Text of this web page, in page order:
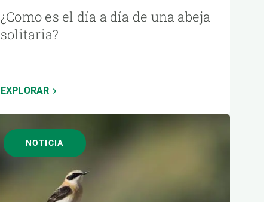
¿Como es el día a día de una abeja
solitaria?
EXPLORAR
NOTICIA